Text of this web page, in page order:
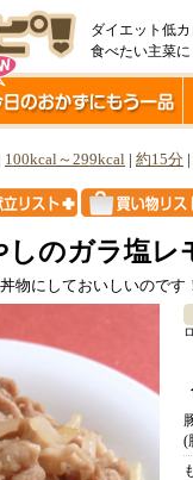
ダイエット低
食べたい主菜
100kcal～299kcal 約15分
しのガラ塩レ
物にしておいしいのです
(